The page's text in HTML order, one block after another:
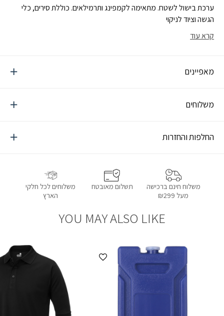
ערכת בישול לשטח. מתאימה לקמפינג ותרמילאים. כוללת סירים, כלי
הגשה וציוד לניקוי
קרא עוד
מאפיינים
משלוחים
החלפות והחזרות
משלוח חינם ברכישה
מעל ₪299
תשלום מאובטח
משלוחים לכל חלקי
הארץ
YOU MAY ALSO LIKE
הוספה למועדפים